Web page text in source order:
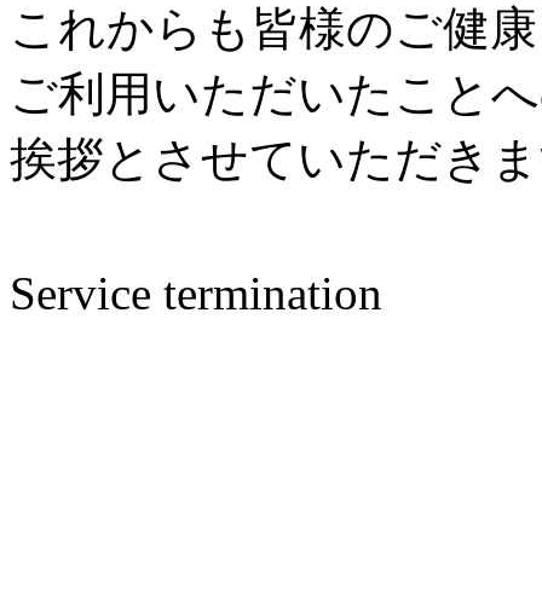
これからも皆様のご健
ご利用いただいたこと
挨拶とさせていただき
Service termination